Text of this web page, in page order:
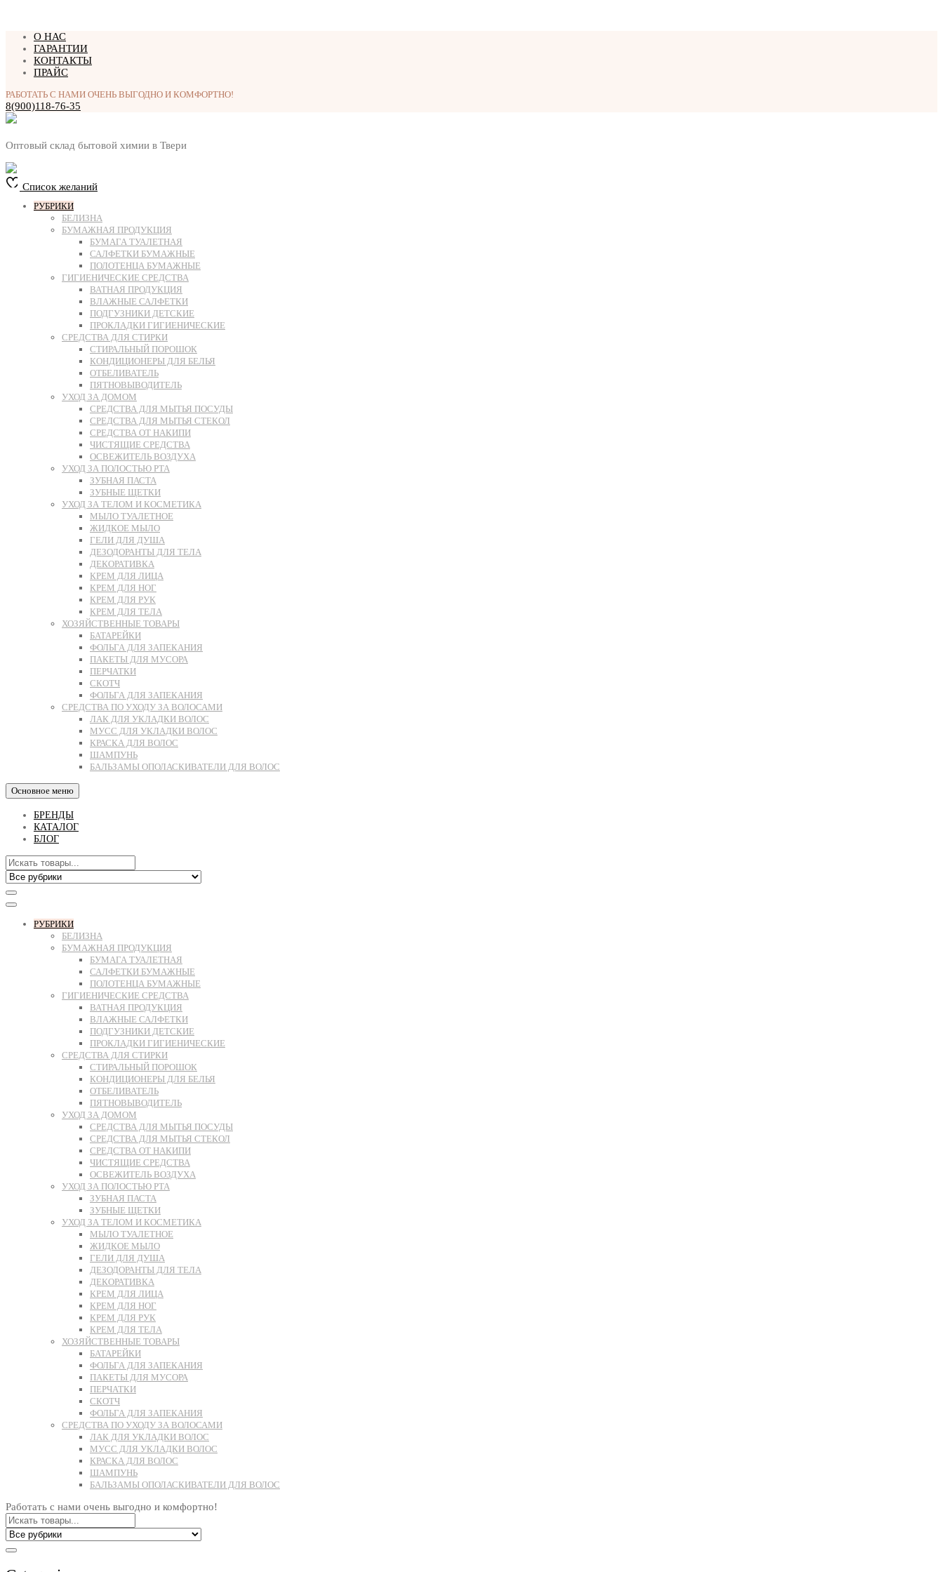
Перейти
содержимому
О НАС
ГАРАНТИИ
КОНТАКТЫ
ПРАЙС
РАБОТАТЬ С НАМИ ОЧЕНЬ ВЫГОДНО И КОМФОРТНО!
8(900)118-76-35
Оптовый склад бытовой химии в Твери
Список желаний
РУБРИКИ
БЕЛИЗНА
БУМАЖНАЯ ПРОДУКЦИЯ
БУМАГА ТУАЛЕТНАЯ
САЛФЕТКИ БУМАЖНЫЕ
ПОЛОТЕНЦА БУМАЖНЫЕ
ГИГИЕНИЧЕСКИЕ СРЕДСТВА
ВАТНАЯ ПРОДУКЦИЯ
ВЛАЖНЫЕ САЛФЕТКИ
ПОДГУЗНИКИ ДЕТСКИЕ
ПРОКЛАДКИ ГИГИЕНИЧЕСКИЕ
СРЕДСТВА ДЛЯ СТИРКИ
СТИРАЛЬНЫЙ ПОРОШОК
КОНДИЦИОНЕРЫ ДЛЯ БЕЛЬЯ
ОТБЕЛИВАТЕЛЬ
ПЯТНОВЫВОДИТЕЛЬ
УХОД ЗА ДОМОМ
СРЕДСТВА ДЛЯ МЫТЬЯ ПОСУДЫ
СРЕДСТВА ДЛЯ МЫТЬЯ СТЕКОЛ
СРЕДСТВА ОТ НАКИПИ
ЧИСТЯЩИЕ СРЕДСТВА
ОСВЕЖИТЕЛЬ ВОЗДУХА
УХОД ЗА ПОЛОСТЬЮ РТА
ЗУБНАЯ ПАСТА
ЗУБНЫЕ ЩЕТКИ
УХОД ЗА ТЕЛОМ И КОСМЕТИКА
МЫЛО ТУАЛЕТНОЕ
ЖИДКОЕ МЫЛО
ГЕЛИ ДЛЯ ДУША
ДЕЗОДОРАНТЫ ДЛЯ ТЕЛА
ДЕКОРАТИВКА
КРЕМ ДЛЯ ЛИЦА
КРЕМ ДЛЯ НОГ
КРЕМ ДЛЯ РУК
КРЕМ ДЛЯ ТЕЛА
ХОЗЯЙСТВЕННЫЕ ТОВАРЫ
БАТАРЕЙКИ
ФОЛЬГА ДЛЯ ЗАПЕКАНИЯ
ПАКЕТЫ ДЛЯ МУСОРА
ПЕРЧАТКИ
СКОТЧ
ФОЛЬГА ДЛЯ ЗАПЕКАНИЯ
СРЕДСТВА ПО УХОДУ ЗА ВОЛОСАМИ
ЛАК ДЛЯ УКЛАДКИ ВОЛОС
МУСС ДЛЯ УКЛАДКИ ВОЛОС
КРАСКА ДЛЯ ВОЛОС
ШАМПУНЬ
БАЛЬЗАМЫ ОПОЛАСКИВАТЕЛИ ДЛЯ ВОЛОС
Основное меню
БРЕНДЫ
КАТАЛОГ
БЛОГ
РУБРИКИ
БЕЛИЗНА
БУМАЖНАЯ ПРОДУКЦИЯ
БУМАГА ТУАЛЕТНАЯ
САЛФЕТКИ БУМАЖНЫЕ
ПОЛОТЕНЦА БУМАЖНЫЕ
ГИГИЕНИЧЕСКИЕ СРЕДСТВА
ВАТНАЯ ПРОДУКЦИЯ
ВЛАЖНЫЕ САЛФЕТКИ
ПОДГУЗНИКИ ДЕТСКИЕ
ПРОКЛАДКИ ГИГИЕНИЧЕСКИЕ
СРЕДСТВА ДЛЯ СТИРКИ
СТИРАЛЬНЫЙ ПОРОШОК
КОНДИЦИОНЕРЫ ДЛЯ БЕЛЬЯ
ОТБЕЛИВАТЕЛЬ
ПЯТНОВЫВОДИТЕЛЬ
УХОД ЗА ДОМОМ
СРЕДСТВА ДЛЯ МЫТЬЯ ПОСУДЫ
СРЕДСТВА ДЛЯ МЫТЬЯ СТЕКОЛ
СРЕДСТВА ОТ НАКИПИ
ЧИСТЯЩИЕ СРЕДСТВА
ОСВЕЖИТЕЛЬ ВОЗДУХА
УХОД ЗА ПОЛОСТЬЮ РТА
ЗУБНАЯ ПАСТА
ЗУБНЫЕ ЩЕТКИ
УХОД ЗА ТЕЛОМ И КОСМЕТИКА
МЫЛО ТУАЛЕТНОЕ
ЖИДКОЕ МЫЛО
ГЕЛИ ДЛЯ ДУША
ДЕЗОДОРАНТЫ ДЛЯ ТЕЛА
ДЕКОРАТИВКА
КРЕМ ДЛЯ ЛИЦА
КРЕМ ДЛЯ НОГ
КРЕМ ДЛЯ РУК
КРЕМ ДЛЯ ТЕЛА
ХОЗЯЙСТВЕННЫЕ ТОВАРЫ
БАТАРЕЙКИ
ФОЛЬГА ДЛЯ ЗАПЕКАНИЯ
ПАКЕТЫ ДЛЯ МУСОРА
ПЕРЧАТКИ
СКОТЧ
ФОЛЬГА ДЛЯ ЗАПЕКАНИЯ
СРЕДСТВА ПО УХОДУ ЗА ВОЛОСАМИ
ЛАК ДЛЯ УКЛАДКИ ВОЛОС
МУСС ДЛЯ УКЛАДКИ ВОЛОС
КРАСКА ДЛЯ ВОЛОС
ШАМПУНЬ
БАЛЬЗАМЫ ОПОЛАСКИВАТЕЛИ ДЛЯ ВОЛОС
Работать с нами очень выгодно и комфортно!